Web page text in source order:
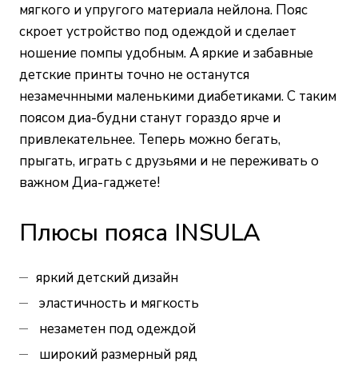
мягкого и упругого материала нейлона. Пояс
скроет устройство под одеждой и сделает
ношение помпы удобным. А яркие и забавные
детские принты точно не останутся
незамечнными маленькими диабетиками. С таким
поясом диа-будни станут гораздо ярче и
привлекательнее. Теперь можно бегать,
прыгать, играть с друзьями и не переживать о
важном Диа-гаджете!
Плюсы пояса INSULA
яркий детский дизайн
эластичность и мягкость
незаметен под одеждой
широкий размерный ряд